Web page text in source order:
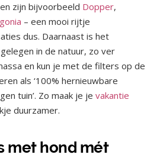
zijn bijvoorbeeld Dopper,
– een mooi rijtje
dus. Daarnaast is het
in de natuur, zo ver
en kun je met de filters op de
als ‘100% hernieuwbare
tuin’. Zo maak je je vakantie
duurzamer.
met hond mét